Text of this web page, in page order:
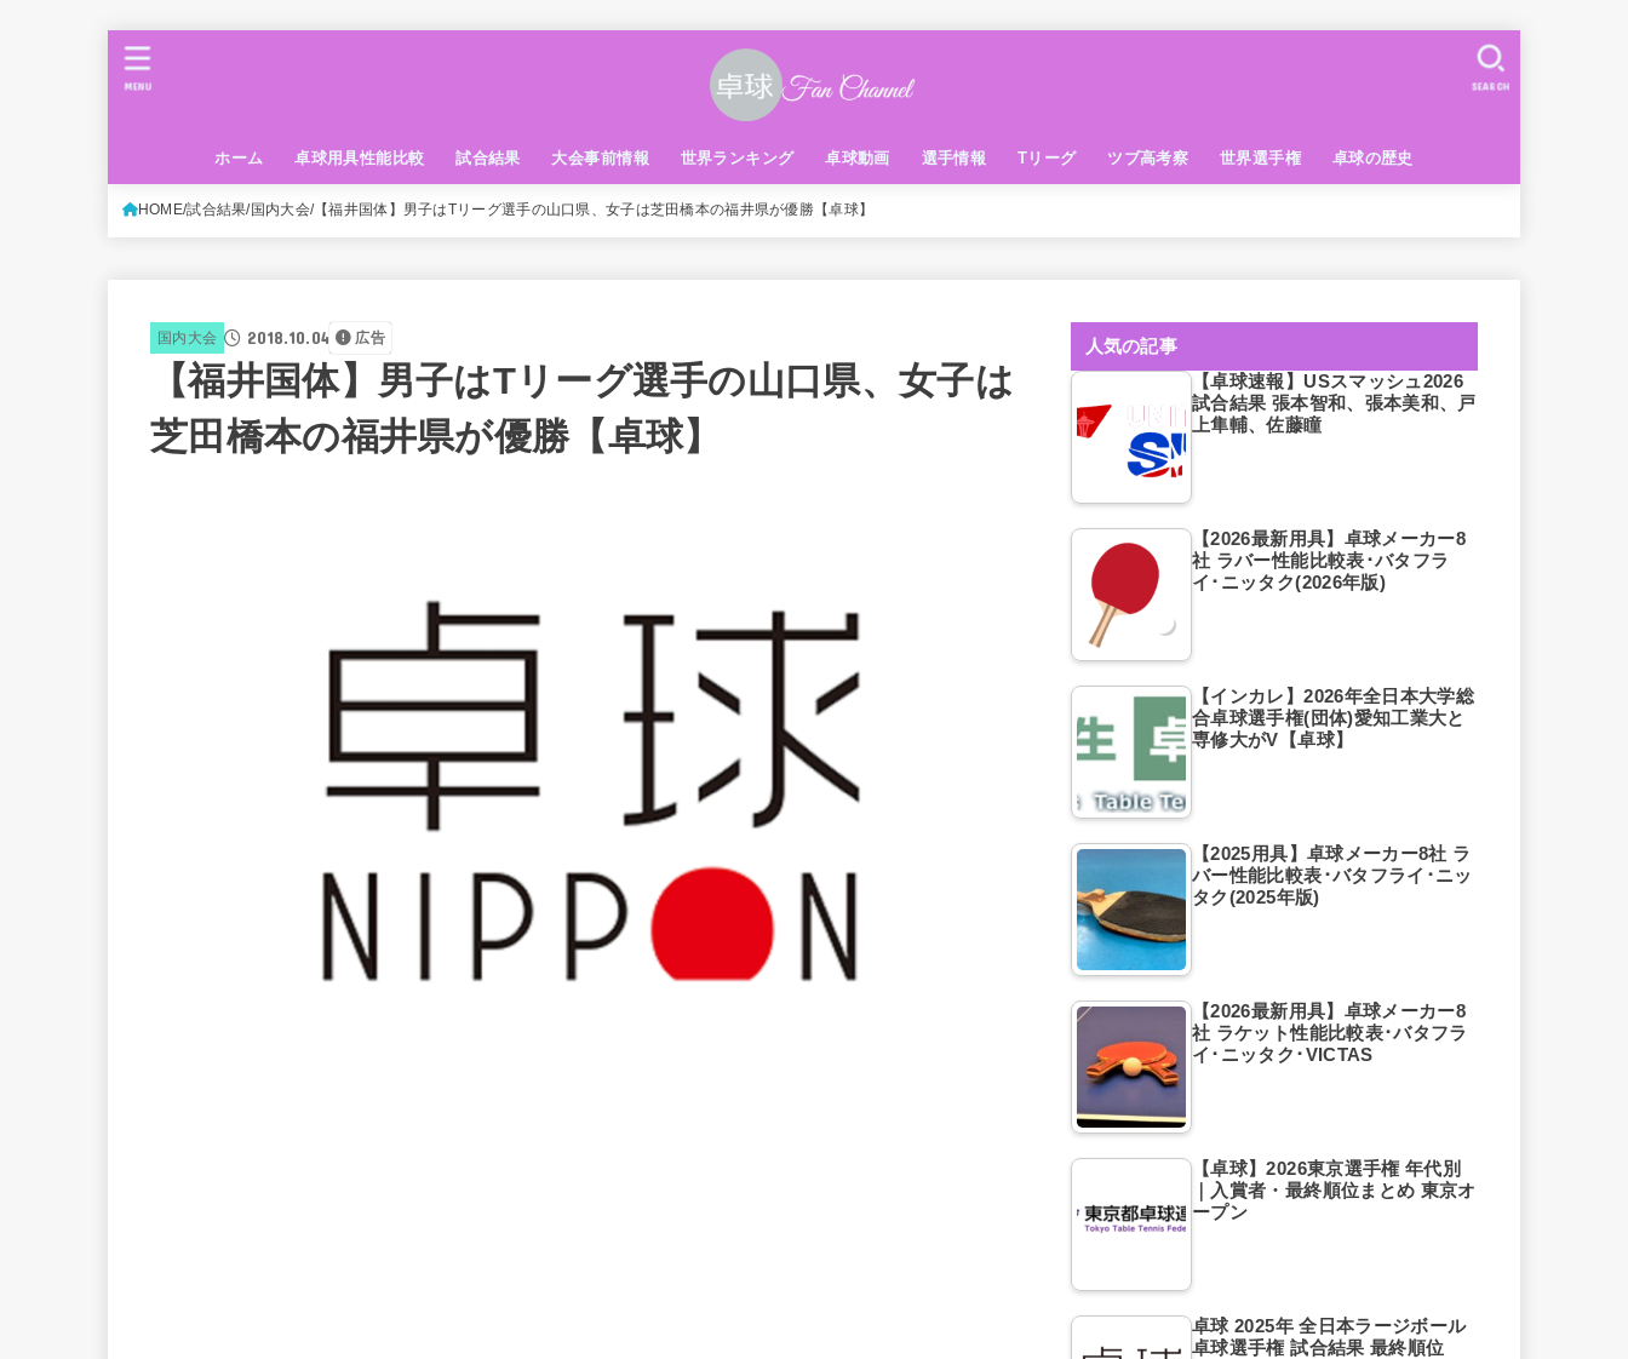
ホーム 卓球用具性能比較 試合結果 大会事前情報 世界ランキング 卓球動画 選手情報 Tリーグ ツブ高考察 世界選手権 卓球の歴史
SEARCH
MENU
HOME 試合結果 国内大会 【福井国体】男子はTリーグ選手の山口県、女子は芝田橋本の福井県が優勝【卓球】
国内大会 2018.10.04 広告
【福井国体】男子はTリーグ選手の山口県、女子は
芝田橋本の福井県が優勝【卓球】
人気の記事
【卓球速報】USスマッシュ2026
試合結果 張本智和、張本美和、戸
上隼輔、佐藤瞳
【2026最新用具】卓球メーカー8
社 ラバー性能比較表･バタフラ
イ･ニッタク(2026年版)
【インカレ】2026年全日本大学総
合卓球選手権(団体)愛知工業大と
専修大がV【卓球】
【2025用具】卓球メーカー8社 ラ
バー性能比較表･バタフライ･ニッ
タク(2025年版)
【2026最新用具】卓球メーカー8
社 ラケット性能比較表･バタフラ
イ･ニッタク･VICTAS
【卓球】2026東京選手権 年代別
｜入賞者・最終順位まとめ 東京オ
ープン
卓球 2025年 全日本ラージボール
卓球選手権 試合結果 最終順位